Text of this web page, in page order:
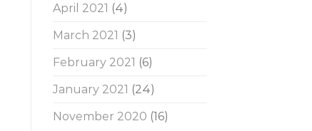
April 2021 (4)
March 2021 (3)
February 2021 (6)
January 2021 (24)
November 2020 (16)